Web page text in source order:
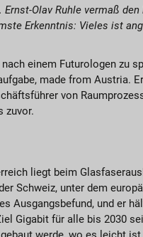
Olav Ruhle vermaß
Erkenntnis: Vieles ist
einem Futurologen zu
made from Austria.
von
zuvor.
liegt beim
Schweiz, unter dem
Ausgangsbefund, und er
Gigabit für alle bis 2030